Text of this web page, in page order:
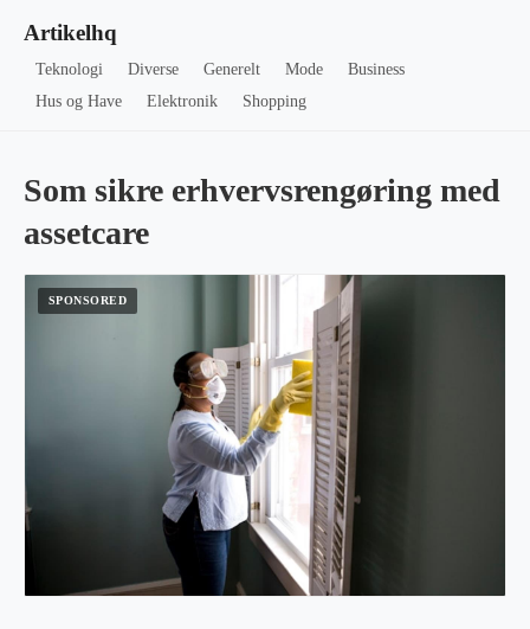
Artikelhq
Teknologi Diverse Generelt Mode
Business
Hus og Have
Elektronik Shopping
Som sikre erhvervsrengøring med
assetcare